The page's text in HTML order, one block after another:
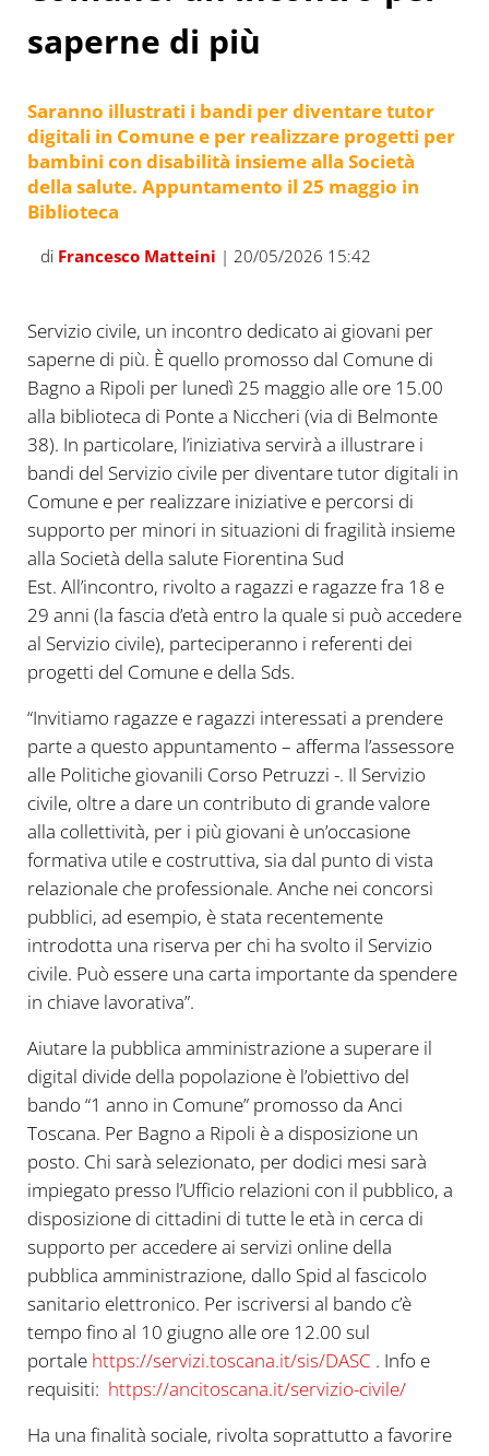
saperne di più
Saranno illustrati i bandi per diventare tutor
digitali in Comune e per realizzare progetti per
bambini con disabilità insieme alla Società
della salute. Appuntamento il 25 maggio in
Biblioteca
di Francesco Matteini | 20/05/2026 15:42
Servizio civile, un incontro dedicato ai giovani per
saperne di più. È quello promosso dal Comune di
Bagno a Ripoli per lunedì 25 maggio alle ore 15.00
alla biblioteca di Ponte a Niccheri (via di Belmonte
38). In particolare, l’iniziativa servirà a illustrare i
bandi del Servizio civile per diventare tutor digitali in
Comune e per realizzare iniziative e percorsi di
supporto per minori in situazioni di fragilità insieme
alla Società della salute Fiorentina Sud
Est. All’incontro, rivolto a ragazzi e ragazze fra 18 e
29 anni (la fascia d’età entro la quale si può accedere
al Servizio civile), parteciperanno i referenti dei
progetti del Comune e della Sds.
“Invitiamo ragazze e ragazzi interessati a prendere
parte a questo appuntamento – afferma l’assessore
alle Politiche giovanili Corso Petruzzi -. Il Servizio
civile, oltre a dare un contributo di grande valore
alla collettività, per i più giovani è un’occasione
formativa utile e costruttiva, sia dal punto di vista
relazionale che professionale. Anche nei concorsi
pubblici, ad esempio, è stata recentemente
introdotta una riserva per chi ha svolto il Servizio
civile. Può essere una carta importante da spendere
in chiave lavorativa”.
Aiutare la pubblica amministrazione a superare il
digital divide della popolazione è l’obiettivo del
bando “1 anno in Comune” promosso da Anci
Toscana. Per Bagno a Ripoli è a disposizione un
posto. Chi sarà selezionato, per dodici mesi sarà
impiegato presso l’Ufficio relazioni con il pubblico, a
disposizione di cittadini di tutte le età in cerca di
supporto per accedere ai servizi online della
pubblica amministrazione, dallo Spid al fascicolo
sanitario elettronico. Per iscriversi al bando c’è
tempo fino al 10 giugno alle ore 12.00 sul
portale https://servizi.toscana.it/sis/DASC . Info e
requisiti: https://ancitoscana.it/servizio-civile/
Ha una finalità sociale, rivolta soprattutto a favorire